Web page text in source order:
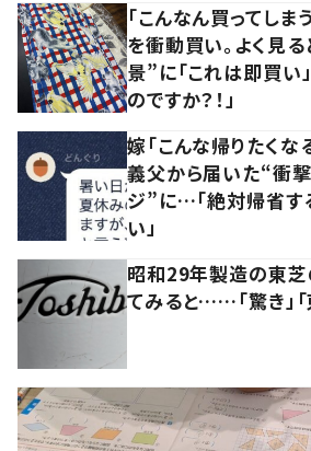
「こんなん買ってし
を衝動買い。よく見
景”に「これは即買い
のですか？！」
嫁「こんな帰りたくな
義父から届いた“衝
ジ”に…「絶対帰省す
い」
昭和29年製造の東芝
てみると……「驚き」